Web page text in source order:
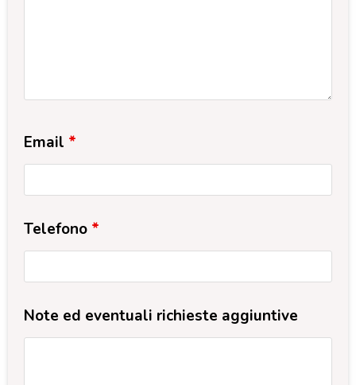
Email *
Telefono *
Note ed eventuali richieste aggiuntive